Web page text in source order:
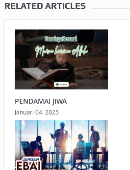
RELATED ARTICLES
PENDAMAI JIWA
Januari 04, 2025